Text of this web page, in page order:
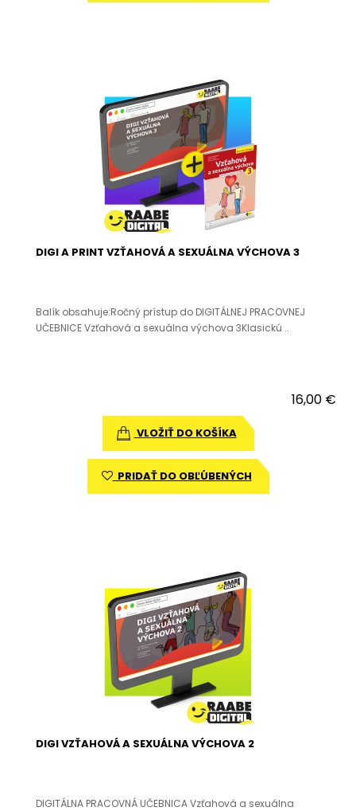
DIGI A PRINT VZŤAHOVÁ A SEXUÁLNA VÝCHOVA 3
Balík obsahuje:Ročný prístup do DIGITÁLNEJ PRACOVNEJ
UČEBNICE Vzťahová a sexuálna výchova 3Klasickú ..
16,00 €
VLOŽIŤ DO KOŠÍKA
PRIDAŤ DO OBĽÚBENÝCH
DIGI VZŤAHOVÁ A SEXUÁLNA VÝCHOVA 2
DIGITÁLNA PRACOVNÁ UČEBNICA Vzťahová a sexuálna